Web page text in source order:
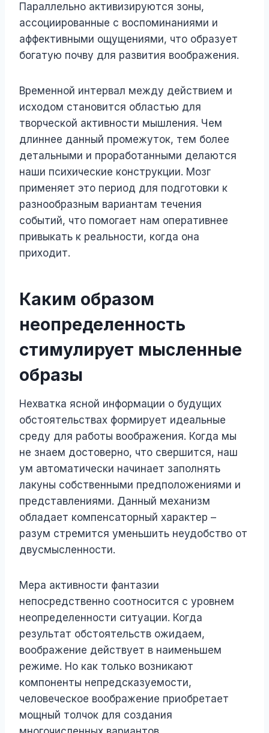
Параллельно активизируются зоны,
ассоциированные с воспоминаниями и
аффективными ощущениями, что образует
богатую почву для развития воображения.
Временной интервал между действием и
исходом становится областью для
творческой активности мышления. Чем
длиннее данный промежуток, тем более
детальными и проработанными делаются
наши психические конструкции. Мозг
применяет это период для подготовки к
разнообразным вариантам течения
событий, что помогает нам оперативнее
привыкать к реальности, когда она
приходит.
Каким образом
неопределенность
стимулирует мысленные
образы
Нехватка ясной информации о будущих
обстоятельствах формирует идеальные
среду для работы воображения. Когда мы
не знаем достоверно, что свершится, наш
ум автоматически начинает заполнять
лакуны собственными предположениями и
представлениями. Данный механизм
обладает компенсаторный характер –
разум стремится уменьшить неудобство от
двусмысленности.
Мера активности фантазии
непосредственно соотносится с уровнем
неопределенности ситуации. Когда
результат обстоятельств ожидаем,
воображение действует в наименьшем
режиме. Но как только возникают
компоненты непредсказуемости,
человеческое воображение приобретает
мощный толчок для создания